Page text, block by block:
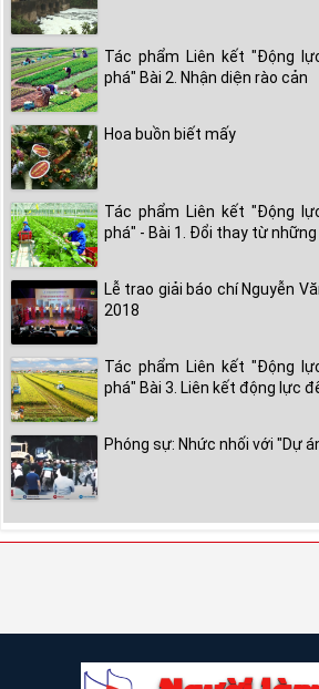
Tác phẩm Liên kết "Động
phá" Bài 2. Nhận diện rào cản
Hoa buồn biết mấy
Tác phẩm Liên kết "Động
phá" - Bài 1. Đổi thay từ
Lễ trao giải báo chí Nguyễn
2018
Tác phẩm Liên kết "Động
phá" Bài 3. Liên kết động lực
Phóng sự: Nhức nhối với "Dự